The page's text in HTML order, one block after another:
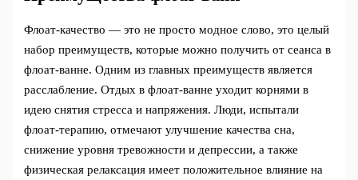
Флоат-качество — это не просто модное слово, это целый
набор преимуществ, которые можно получить от сеанса в
флоат-ванне. Одним из главных преимуществ является
расслабление. Отдых в флоат-ванне уходит корнями в
идею снятия стресса и напряжения. Люди, испытали
флоат-терапию, отмечают улучшение качества сна,
снижение уровня тревожности и депрессии, а также
физическая релаксация имеет положительное влияние на